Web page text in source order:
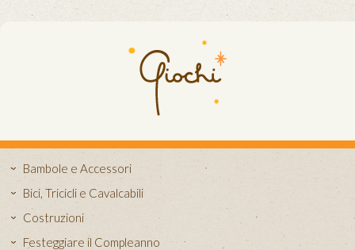
Bambole e Accessori
Bici, Tricicli e Cavalcabili
Costruzioni
Festeggiare il Compleanno